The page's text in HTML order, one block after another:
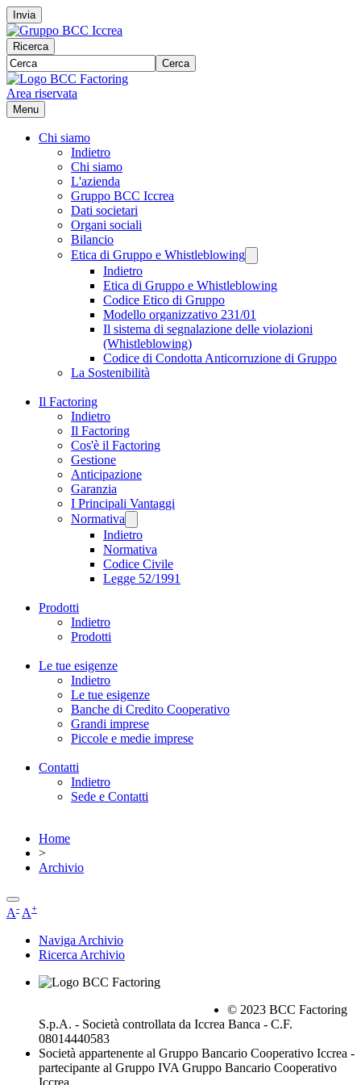
Invia
Ricerca
Cerca
Area riservata
Menu
Chi siamo
Indietro
Chi siamo
L'azienda
Gruppo BCC Iccrea
Dati societari
Organi sociali
Bilancio
Etica di Gruppo e Whistleblowing
Indietro
Etica di Gruppo e Whistleblowing
Codice Etico di Gruppo
Modello organizzativo 231/01
Il sistema di segnalazione delle violazioni
(Whistleblowing)
Codice di Condotta Anticorruzione di Gruppo
La Sostenibilità
Il Factoring
Indietro
Il Factoring
Cos'è il Factoring
Gestione
Anticipazione
Garanzia
I Principali Vantaggi
Normativa
Indietro
Normativa
Codice Civile
Legge 52/1991
Prodotti
Indietro
Prodotti
Le tue esigenze
Indietro
Le tue esigenze
Banche di Credito Cooperativo
Grandi imprese
Piccole e medie imprese
Contatti
Indietro
Sede e Contatti
Home
>
Archivio
A- A+
Naviga Archivio
Ricerca Archivio
© 2023 BCC Factoring
S.p.A. - Società controllata da Iccrea Banca - C.F.
08014440583
Società appartenente al Gruppo Bancario Cooperativo Iccrea -
partecipante al Gruppo IVA Gruppo Bancario Cooperativo